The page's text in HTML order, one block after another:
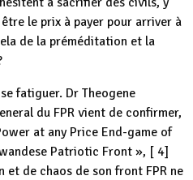
le prix à payer pour arriver à
de la préméditation et la
fatiguer. Dr Theogene
du FPR vient de confirmer,
at any Price End-game of
Patriotic Front », [ 4]
de chaos de son front FPR ne